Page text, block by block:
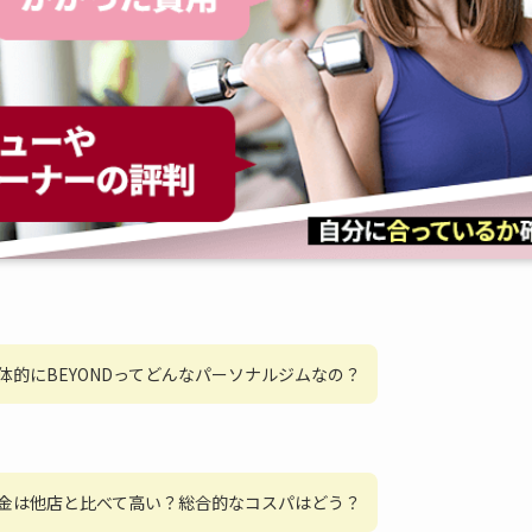
的にBEYONDってどんなパーソナルジムなの？
は他店と比べて高い？総合的なコスパはどう？